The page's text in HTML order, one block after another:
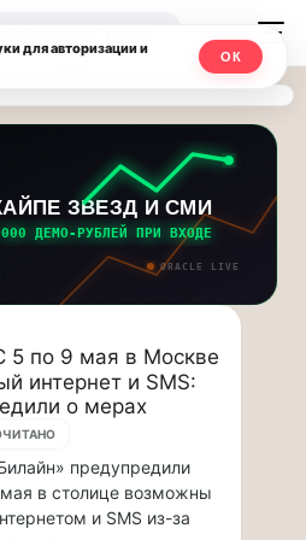
ЗВЕЗД И СМИ
ДЕМО-РУБЛЕЙ ПРИ ВХОДЕ
ORACLE LIVE
5 по 9 мая в Москве
интернет и SMS:
о мерах
предупредили
в столице возможны
и SMS из-за
для авторизации и
ОК